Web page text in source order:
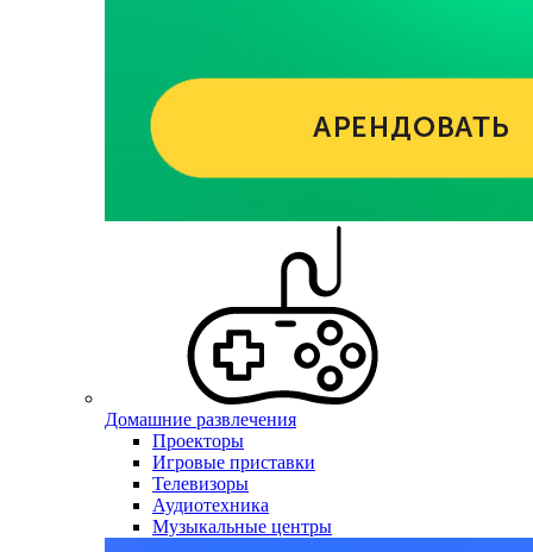
Домашние развлечения
Проекторы
Игровые приставки
Телевизоры
Аудиотехника
Музыкальные центры